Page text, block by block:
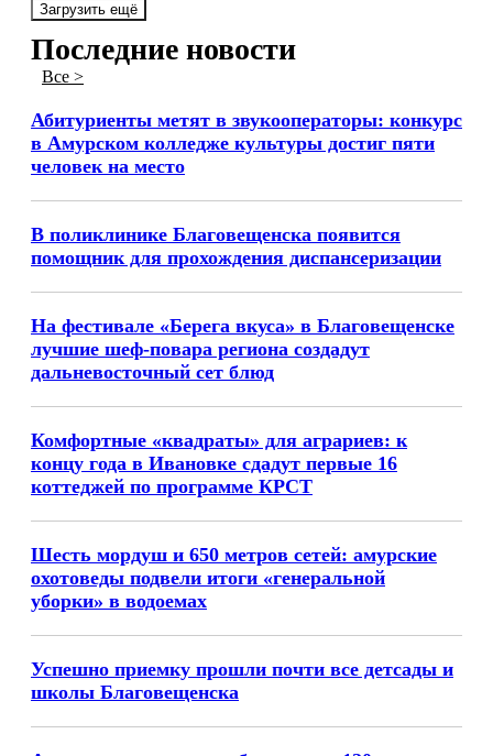
Загрузить ещё
Последние новости
Все >
Абитуриенты метят в звукооператоры: конкурс
в Амурском колледже культуры достиг пяти
человек на место
В поликлинике Благовещенска появится
помощник для прохождения диспансеризации
На фестивале «Берега вкуса» в Благовещенске
лучшие шеф-повара региона создадут
дальневосточный сет блюд
Комфортные «квадраты» для аграриев: к
концу года в Ивановке сдадут первые 16
коттеджей по программе КРСТ
Шесть мордуш и 650 метров сетей: амурские
охотоведы подвели итоги «генеральной
уборки» в водоемах
Успешно приемку прошли почти все детсады и
школы Благовещенска